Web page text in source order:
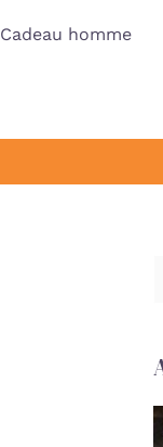
Cadeau homme
c
e